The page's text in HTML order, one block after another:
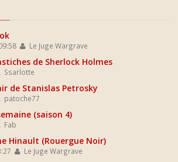
Le Juge Wargrave
de Sherlock Holmes
Ssarlotte
de Stanislas Petrosky
patoche77
(saison 4)
Fab
Hinault (Rouergue Noir)
Le Juge Wargrave